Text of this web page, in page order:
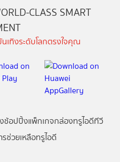
CLASS SMART
เทิงระดับโลกตรงใจคุณ
ช้อปปิ้งแพ็กเกจกล่องทรูไอดีทีวี
ช่วยเหลือทรูไอดี